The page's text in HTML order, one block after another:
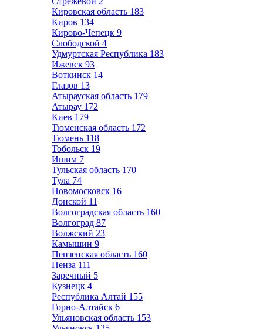
Кировская область 183
Киров 134
Кирово-Чепецк 9
Слободской 4
Удмуртская Республика 183
Ижевск 93
Воткинск 14
Глазов 13
Атырауская область 179
Атырау 172
Киев 179
Тюменская область 172
Тюмень 118
Тобольск 19
Ишим 7
Тульская область 170
Тула 74
Новомосковск 16
Донской 11
Волгоградская область 160
Волгоград 87
Волжский 23
Камышин 9
Пензенская область 160
Пенза 111
Заречный 5
Кузнецк 4
Республика Алтай 155
Горно-Алтайск 6
Ульяновская область 153